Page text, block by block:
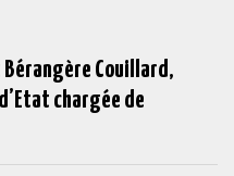
Bérangère Couillard,
chargée de